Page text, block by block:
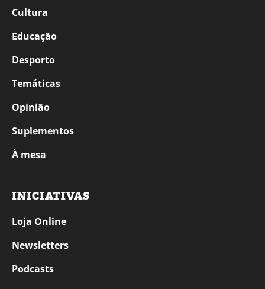
Cultura
Educação
Desporto
Temáticas
Opinião
Suplementos
À mesa
INICIATIVAS
Loja Online
Newsletters
Podcasts